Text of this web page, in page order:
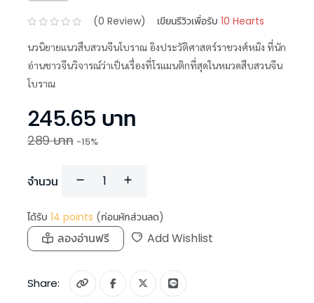
(0 Review) เขียนรีวิวเพื่อรับ 10 Hearts
นวนิยายแนวสืบสวนจีนโบราณ อิงประวัติศาสตร์ราชวงศ์หมิง ที่นัก
อ่านชาวจีนวิจารณ์ว่าเป็นเรื่องที่โรแมนติกที่สุดในหมวดสืบสวนจีน
โบราณ
245.65 บาท
289บาท -15%
จำนวน
ได้รับ 14 points (ก่อนหักส่วนลด)
ลองอ่านฟรี Add Wishlist
Share: